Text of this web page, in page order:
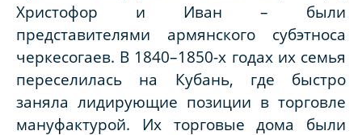
Христофор и Иван – были
представителями армянского субэтноса
черкесогаев. В 1840–1850-х годах их семья
переселилась на Кубань, где быстро
заняла лидирующие позиции в торговле
мануфактурой. Их торговые дома были